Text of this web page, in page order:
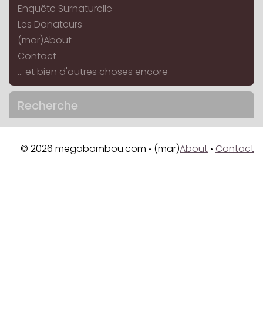
Enquête Surnaturelle
Les Donateurs
(mar)About
Contact
... et bien d'autres choses encore
Recherche
© 2026 megabambou.com • (mar)About • Contact